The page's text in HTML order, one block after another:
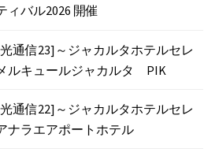
ィバル2026 開催
通信23]～ジャカルタホテルセレ
ルキュールジャカルタ PIK
通信22]～ジャカルタホテルセレ
ラエアポートホテル